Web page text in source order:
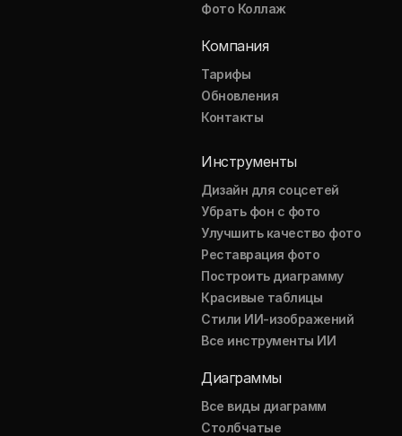
Фото Коллаж
Компания
Тарифы
Обновления
Контакты
Инструменты
Дизайн для соцсетей
Убрать фон с фото
Улучшить качество фото
Реставрация фото
Построить диаграмму
Красивые таблицы
Стили ИИ-изображений
Все инструменты ИИ
Диаграммы
Все виды диаграмм
Столбчатые